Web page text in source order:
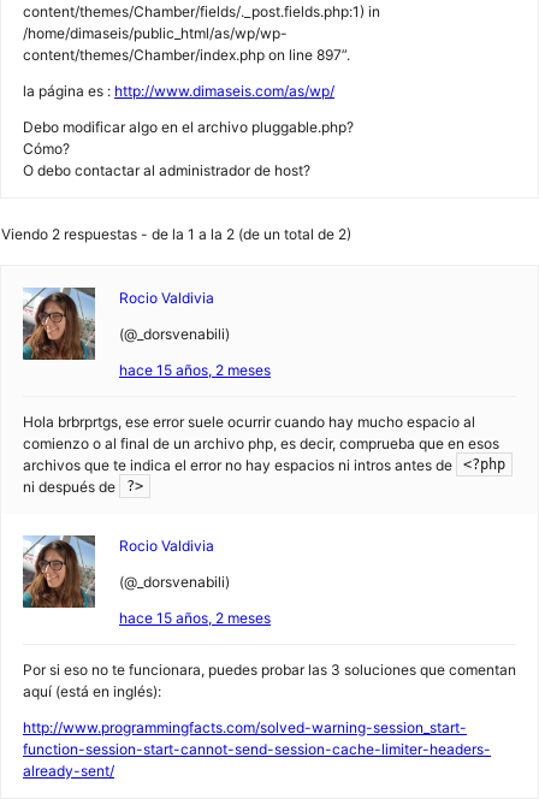
content/themes/Chamber/fields/._post.fields.php:1) in
/home/dimaseis/public_html/as/wp/wp-
content/themes/Chamber/index.php on line 897”.
la página es : http://www.dimaseis.com/as/wp/
Debo modificar algo en el archivo pluggable.php?
Cómo?
O debo contactar al administrador de host?
Viendo 2 respuestas - de la 1 a la 2 (de un total de 2)
Rocio Valdivia
(@_dorsvenabili)
hace 15 años, 2 meses
Hola brbrprtgs, ese error suele ocurrir cuando hay mucho espacio al
comienzo o al final de un archivo php, es decir, comprueba que en esos
archivos que te indica el error no hay espacios ni intros antes de
<?php
ni después de ?>
Rocio Valdivia
(@_dorsvenabili)
hace 15 años, 2 meses
Por si eso no te funcionara, puedes probar las 3 soluciones que comentan
aquí (está en inglés):
http://www.programmingfacts.com/solved-warning-session_start-
function-session-start-cannot-send-session-cache-limiter-headers-
already-sent/